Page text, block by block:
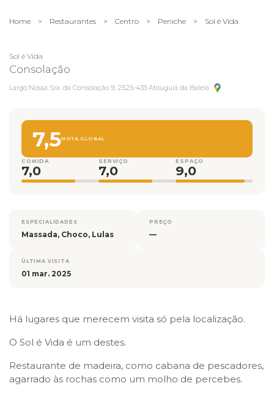
Home > Restaurantes > Centro > Peniche > Sol é Vida
Sol é Vida
Consolação
Largo Nossa Sra. da Consolação 9, 2525-433 Atouguia da Baleia
7,5NOTA GLOBAL
COMIDA
7,0
SERVIÇO
7,0
ESPAÇO
9,0
ESPECIALIDADES
Massada, Choco, Lulas
PREÇO
—
ÚLTIMA VISITA
01 mar. 2025
Há lugares que merecem visita só pela localização.
O Sol é Vida é um destes.
Restaurante de madeira, como cabana de pescadores,
agarrado às rochas como um molho de percebes.